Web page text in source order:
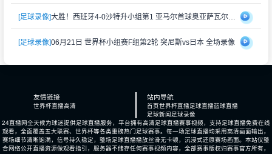
[足球录像] 大胜！西班牙4-0沙特升小组第1 亚马尔首球奥亚萨瓦尔2射1传+中柱
[足球录像]06月21日 世界杯小组赛F组第2轮 突尼斯vs日本 全场录像
友情链接
世界杯直播高清
站内导航
首页世界杯直播足球直播篮球直播
足球新闻足球录像
24直播网全天候为球迷提供足球直播服务，平台拥有高清足球直播赛事视频，支持足球直播免费在线
观看，全面覆盖五大联赛、世界杯等各类重磅热门足球赛事。每一场足球直播均采用高清画面输出，
赛场细节清晰饱满，信号持久稳定，整场足球直播播放丝滑无卡顿，沉浸式还原赛场画面。本站仅整
合网络公开直播资源做观看指引，服务器不储存任何赛事视频内容，全部赛事版权归赛事官方所有，